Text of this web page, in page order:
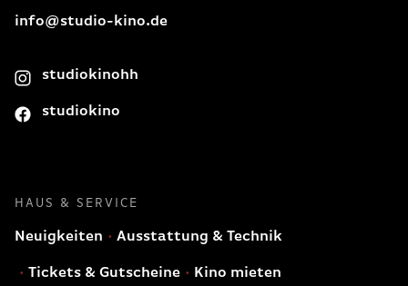
info@studio-kino.de
studiokinohh
studiokino
HAUS & SERVICE
Neuigkeiten Ausstattung & Technik
Tickets & Gutscheine Kino mieten